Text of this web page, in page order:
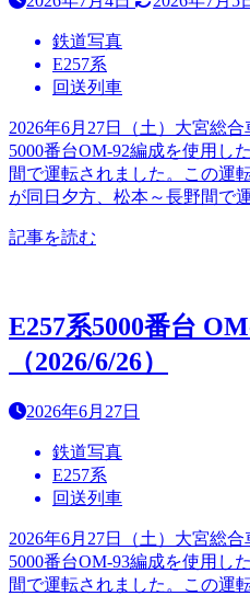
鉄道写真
E257系
回送列車
2026年6月27日（土）大宮総
5000番台OM-92編成を使用し
間で運転されました。この運
が同日夕方、松本～長野間で
記事を読む
E257系5000番台
（2026/6/26）
2026年6月27日
鉄道写真
E257系
回送列車
2026年6月27日（土）大宮総
5000番台OM-93編成を使用し
間で運転されました。この運